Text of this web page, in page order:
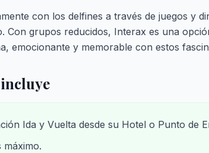
con los delfines a través de juegos y
Con grupos reducidos, Interax es una
emocionante y memorable con estos
Ida y Vuelta desde su Hotel o Punto de
máximo.